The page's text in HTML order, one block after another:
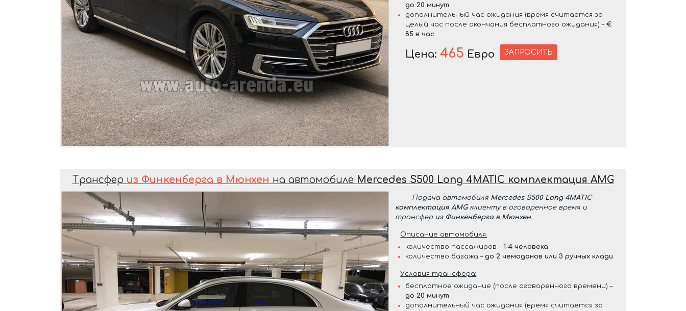
до 20 минут
дополнительный час ожидания (время считается за
целый час после окончания бесплатного ожидания) –€
85 в час
Цена:465 Евро ЗАПРОСИТЬ
Трансфер из Финкенберга в Мюнхен на автомобиле Mercedes S500 Long 4MATIC комплектация AMG
Подача автомобиля Mercedes S500 Long 4MATIC
комплектация AMGклиенту в оговоренное время и
трансфер из Финкенберга в Мюнхен.
Описание автомобиля:
количество пассажиров –1-4 человека
количество багажа –до 2 чемоданов или 3 ручных клади
Условия трансфера:
бесплатное ожидание (после оговоренного времени) –
до 20 минут
дополнительный час ожидания (время считается за